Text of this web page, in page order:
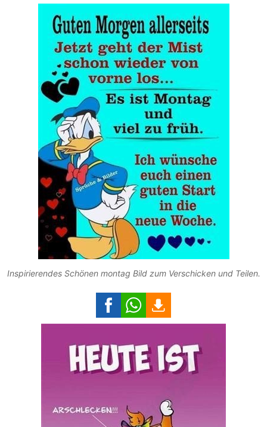
Inspirierendes Schönen montag Bild zum Verschicken und Teilen.